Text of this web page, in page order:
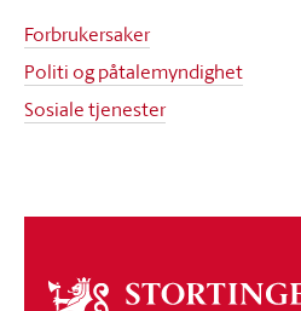
Forbrukersaker
Politi og påtalemyndighet
Sosiale tjenester
Om